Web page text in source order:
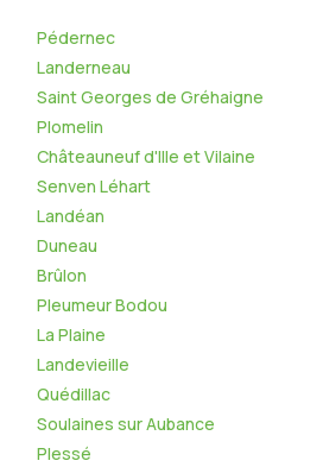
Pédernec
Landerneau
Saint Georges de Gréhaigne
Plomelin
Châteauneuf d'Ille et Vilaine
Senven Léhart
Landéan
Duneau
Brûlon
Pleumeur Bodou
La Plaine
Landevieille
Quédillac
Soulaines sur Aubance
Plessé